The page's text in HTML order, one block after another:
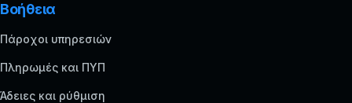
Βοήθεια
Πάροχοι υπηρεσιών
Πληρωμές και ΠΥΠ
Άδειες και ρύθμιση